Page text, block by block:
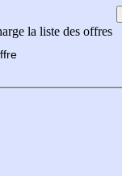
la liste des offres